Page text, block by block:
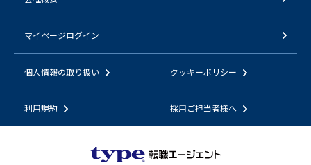
マイページログイン
個人情報の取り扱い クッキーポリシー
利用規約 採用ご担当者様へ